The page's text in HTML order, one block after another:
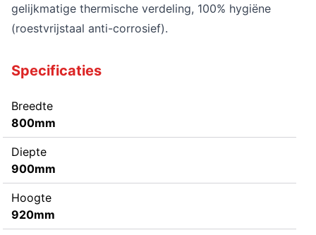
gelijkmatige thermische verdeling, 100% hygiëne
(roestvrijstaal anti-corrosief).
Specificaties
Breedte
800mm
Diepte
900mm
Hoogte
920mm